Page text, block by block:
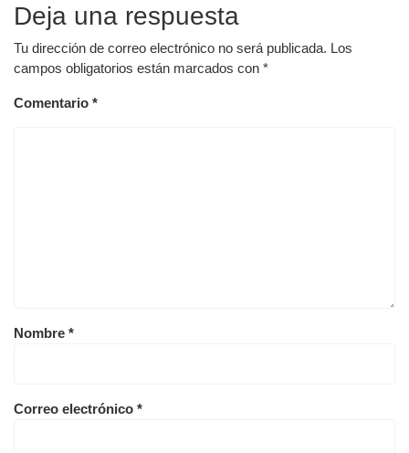
Deja una respuesta
Tu dirección de correo electrónico no será publicada. Los
campos obligatorios están marcados con *
Comentario *
Nombre *
Correo electrónico *